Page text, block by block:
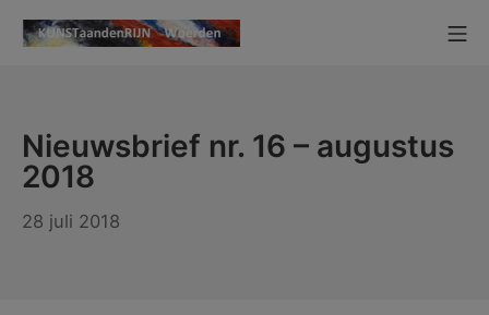
naar
Nieuwsbrief nr. 16 – augustus
2018
28 juli 2018